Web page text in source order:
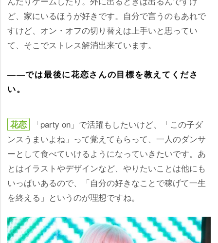
ど、家にいるほうが好きです。自分で言うのもあれで
すけど、オン・オフの切り替えは上手いと思ってい
て、そこでストレス解消出来ています。
――では最後に花恋さんの目標を教えてくださ
い。
花恋
「party on」で活躍もしたいけど、「この子ダ
ンスうまいよね」って覚えてもらって、一人のダンサ
ーとして食べていけるようになっていきたいです。あ
とはイラストやデザインなど、やりたいことは他にも
いっぱいあるので、「自分の好きなことで稼げて一生
を終える」というのが理想ですね。